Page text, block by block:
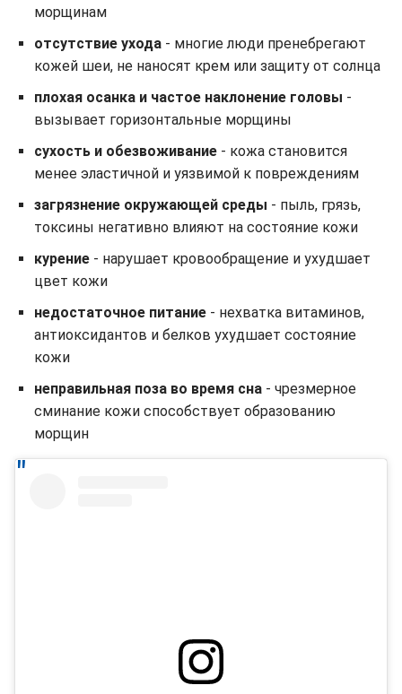
морщинам
отсутствие ухода - многие люди пренебрегают
кожей шеи, не наносят крем или защиту от солнца
плохая осанка и частое наклонение головы -
вызывает горизонтальные морщины
сухость и обезвоживание - кожа становится
менее эластичной и уязвимой к повреждениям
загрязнение окружающей среды - пыль, грязь,
токсины негативно влияют на состояние кожи
курение - нарушает кровообращение и ухудшает
цвет кожи
недостаточное питание - нехватка витаминов,
антиоксидантов и белков ухудшает состояние
кожи
неправильная поза во время сна - чрезмерное
сминание кожи способствует образованию
морщин